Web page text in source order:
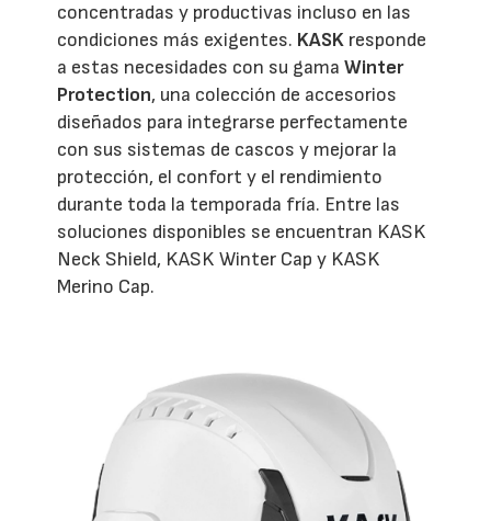
concentradas y productivas incluso en las
condiciones más exigentes. KASK responde
a estas necesidades con su gamaWinter
Protection, una colección de accesorios
diseñados para integrarse perfectamente
con sus sistemas de cascos y mejorar la
protección, el confort y el rendimiento
durante toda la temporada fría. Entre las
soluciones disponibles se encuentran KASK
Neck Shield, KASK Winter Cap y KASK
Merino Cap.